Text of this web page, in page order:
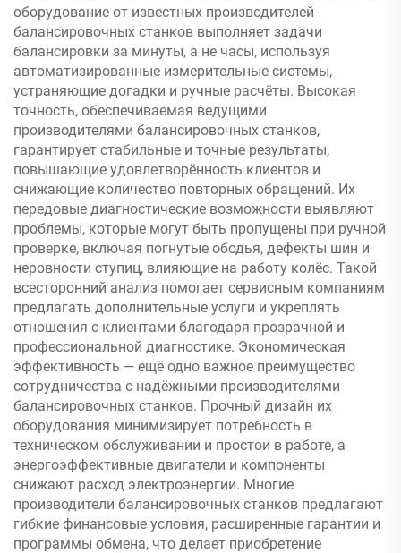
оборудование от известных производителей
балансировочных станков выполняет задачи
балансировки за минуты, а не часы, используя
автоматизированные измерительные системы,
устраняющие догадки и ручные расчёты. Высокая
точность, обеспечиваемая ведущими
производителями балансировочных станков,
гарантирует стабильные и точные результаты,
повышающие удовлетворённость клиентов и
снижающие количество повторных обращений. Их
передовые диагностические возможности выявляют
проблемы, которые могут быть пропущены при ручной
проверке, включая погнутые ободья, дефекты шин и
неровности ступиц, влияющие на работу колёс. Такой
всесторонний анализ помогает сервисным компаниям
предлагать дополнительные услуги и укреплять
отношения с клиентами благодаря прозрачной и
профессиональной диагностике. Экономическая
эффективность — ещё одно важное преимущество
сотрудничества с надёжными производителями
балансировочных станков. Прочный дизайн их
оборудования минимизирует потребность в
техническом обслуживании и простои в работе, а
энергоэффективные двигатели и компоненты
снижают расход электроэнергии. Многие
производители балансировочных станков предлагают
гибкие финансовые условия, расширенные гарантии и
программы обмена, что делает приобретение